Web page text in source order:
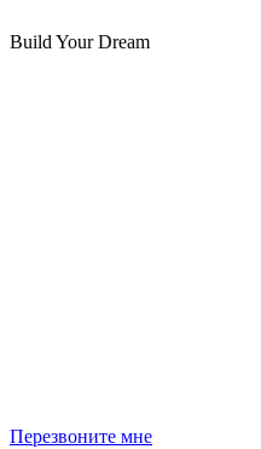
Build Your Dream
Перезвоните мне